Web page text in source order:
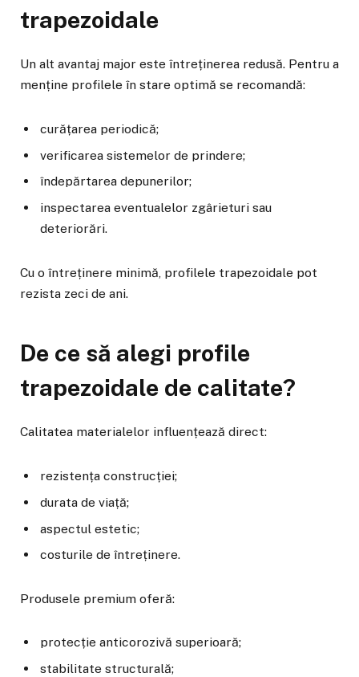
trapezoidale
Un alt avantaj major este întreținerea redusă. Pentru a
menține profilele în stare optimă se recomandă:
curățarea periodică;
verificarea sistemelor de prindere;
îndepărtarea depunerilor;
inspectarea eventualelor zgârieturi sau
deteriorări.
Cu o întreținere minimă, profilele trapezoidale pot
rezista zeci de ani.
De ce să alegi profile
trapezoidale de calitate?
Calitatea materialelor influențează direct:
rezistența construcției;
durata de viață;
aspectul estetic;
costurile de întreținere.
Produsele premium oferă:
protecție anticorozivă superioară;
stabilitate structurală;